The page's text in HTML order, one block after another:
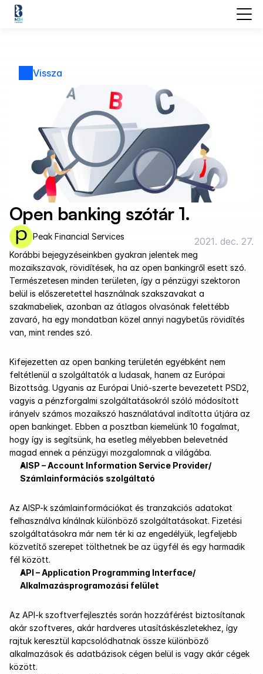
Vissza
Open banking szótár 1.
Peak Financial Services 2021. dec. 27.
Korábbi bejegyzéseinkben gyakran jelentek meg
mozaikszavak, rövidítések, ha az open bankingről esett szó.
Természetesen minden területen, így a pénzügyi szektoron
belül is előszeretettel használnak szakszavakat a
szakmabeliek, azonban az átlagos olvasónak felettébb
zavaró, ha egy mondatban közel annyi nagybetűs rövidítés
van, mint rendes szó.
Kifejezetten az open banking területén egyébként nem
feltétlenül a szolgáltatók a ludasak, hanem az Európai
Bizottság. Ugyanis az Európai Unió-szerte bevezetett PSD2,
vagyis a pénzforgalmi szolgáltatásokról szóló módosított
irányelv számos mozaikszó használatával indította útjára az
open bankinget. Ebben a posztban kiemelünk 10 fogalmat,
hogy így is segítsünk, ha esetleg mélyebben belevetnéd
magad ennek a pénzügyi mozgalomnak a világába.
AISP – Account Information Service Provider/
Számlainformációs szolgáltató
Az AISP-k számlainformációkat és tranzakciós adatokat
felhasználva kínálnak különböző szolgáltatásokat. Fizetési
szolgáltatásokra már nem tér ki az engedélyük, legfeljebb
közvetítő szerepet tölthetnek be az ügyfél és egy harmadik
fél között.
API – Application Programming Interface/
Alkalmazásprogramozási felület
Az API-k szoftverfejlesztés során hozzáférést biztosítanak
akár szoftveres, akár hardveres utasításkészletekhez, így
rajtuk keresztül kapcsolódhatnak össze különböző
alkalmazások és adatbázisok cégen belül is vagy akár cégek
között.